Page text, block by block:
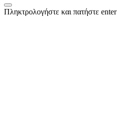
Πληκτρολογήστε και πατήστε enter